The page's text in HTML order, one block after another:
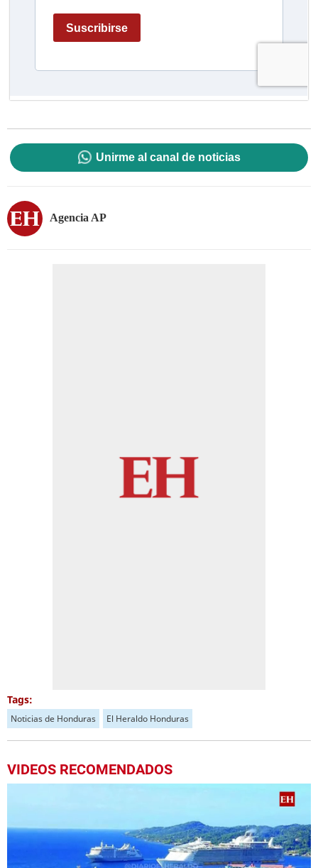
Unirme al canal de noticias
Agencia AP
Tags:
Noticias de Honduras El Heraldo Honduras
VIDEOS RECOMENDADOS